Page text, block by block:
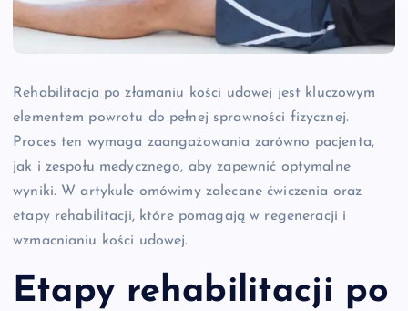
Rehabilitacja po złamaniu kości udowej jest kluczowym
elementem powrotu do pełnej sprawności fizycznej.
Proces ten wymaga zaangażowania zarówno pacjenta,
jak i zespołu medycznego, aby zapewnić optymalne
wyniki. W artykule omówimy zalecane ćwiczenia oraz
etapy rehabilitacji, które pomagają w regeneracji i
wzmacnianiu kości udowej.
Etapy rehabilitacji po